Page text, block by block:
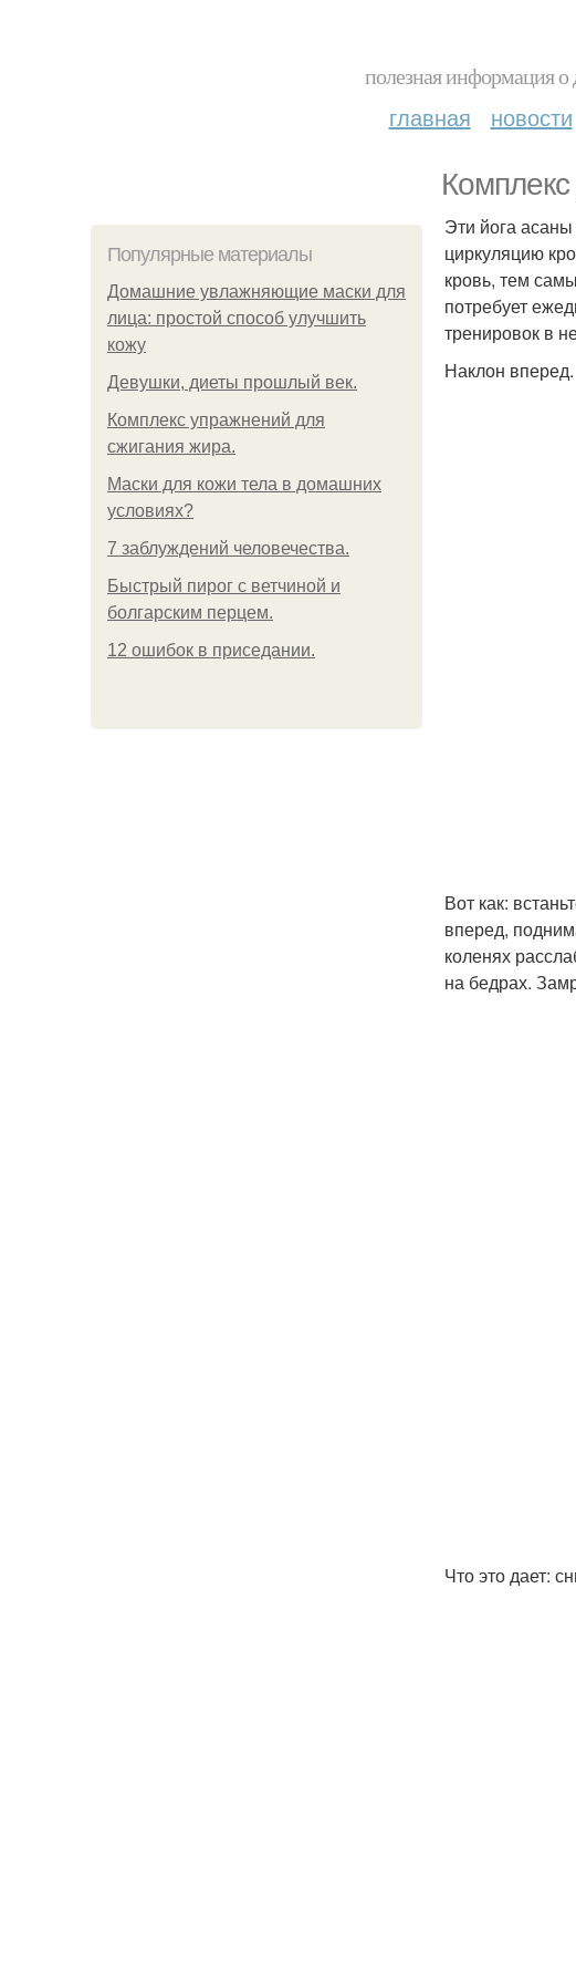
полезная информация о
главная новости
Популярные материалы
Домашние увлажняющие маски для
лица: простой способ улучшить
кожу
Девушки, диеты прошлый век.
Комплекс упражнений для
сжигания жира.
Маски для кожи тела в домашних
условиях?
7 заблуждений человечества.
Быстрый пирог с ветчиной и
болгарским перцем.
12 ошибок в приседании.
Эти йога
циркуляцию
кровь, тем
потребует
тренировок в
Наклон вперед.
Вот как:
вперед,
коленях
на бедрах.
Что это дает: